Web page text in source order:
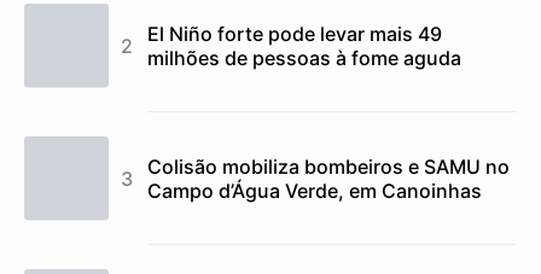
El Niño forte pode levar mais 49
milhões de pessoas à fome aguda
Colisão mobiliza bombeiros e SAMU no
Campo d’Água Verde, em Canoinhas